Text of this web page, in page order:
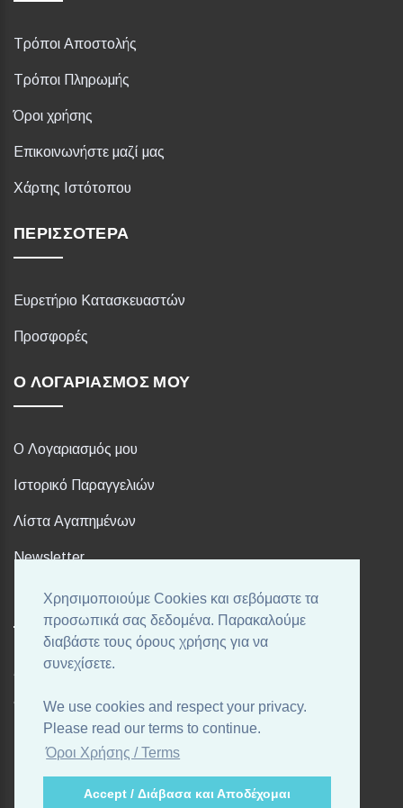
Χρησιμοποιούμε Cookies και σεβόμαστε τα
προσωπικά σας δεδομένα. Παρακαλούμε
διαβάστε τους όρους χρήσης για να
συνεχίσετε.
We use cookies and respect your privacy.
Please read our terms to continue.
Όροι Χρήσης / Terms
Accept / Διάβασα και Αποδέχομαι
Τρόποι Αποστολής
Τρόποι Πληρωμής
Όροι χρήσης
Επικοινωνήστε μαζί μας
Χάρτης Ιστότοπου
ΠΕΡΙΣΣΌΤΕΡΑ
Ευρετήριο Κατασκευαστών
Προσφορές
Ο ΛΟΓΑΡΙΑΣΜΌΣ ΜΟΥ
Ο Λογαριασμός μου
Ιστορικό Παραγγελιών
Λίστα Αγαπημένων
Newsletter
FOLLOW US
Ακολουθήστε μας στα αγαπημένα σας Social Media!